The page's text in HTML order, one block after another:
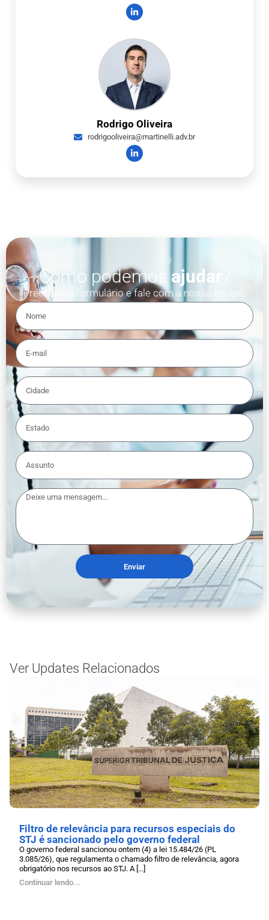
Rodrigo Oliveira
rodrigooliveira@martinelli.adv.br
Como podemos ajudar
Preencha o formulário e fale com a nossa equipe.
Enviar
Ver Updates Relacionados
Filtro de relevância para recursos especiais do
STJ é sancionado pelo governo federal
O governo federal sancionou ontem (4) a lei 15.484/26 (PL
3.085/26), que regulamenta o chamado filtro de relevância, agora
obrigatório nos recursos ao STJ. A [...]
Continuar lendo...